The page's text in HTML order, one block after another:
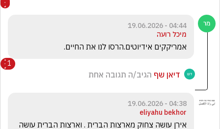
04:44 - 19.06.2026
מיכל רועה
אמריקקים אידיוטים.הרסו לנו את החיים.
1
דיאן שף הגיב/ה תגובה אחת
04:38 - 19.06.2026
eliyahu bekhor